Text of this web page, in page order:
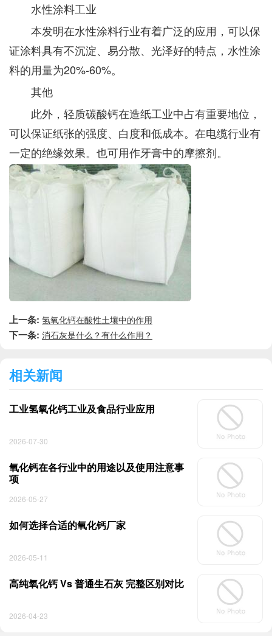
水性涂料工业
本发明在水性涂料行业有着广泛的应用，可以保
证涂料具有不沉淀、易分散、光泽好的特点，水性涂
料的用量为20%-60%。
其他
此外，轻质碳酸钙在造纸工业中占有重要地位，
可以保证纸张的强度、白度和低成本。在电缆行业有
一定的绝缘效果。也可用作牙膏中的摩擦剂。
上一条: 氢氧化钙在酸性土壤中的作用
下一条: 消石灰是什么？有什么作用？
相关新闻
工业氢氧化钙工业及食品行业应用
2026-07-30
氧化钙在各行业中的用途以及使用注意事
项
2026-05-27
如何选择合适的氧化钙厂家
2026-05-11
高纯氧化钙 Vs 普通生石灰 完整区别对比
2026-04-23